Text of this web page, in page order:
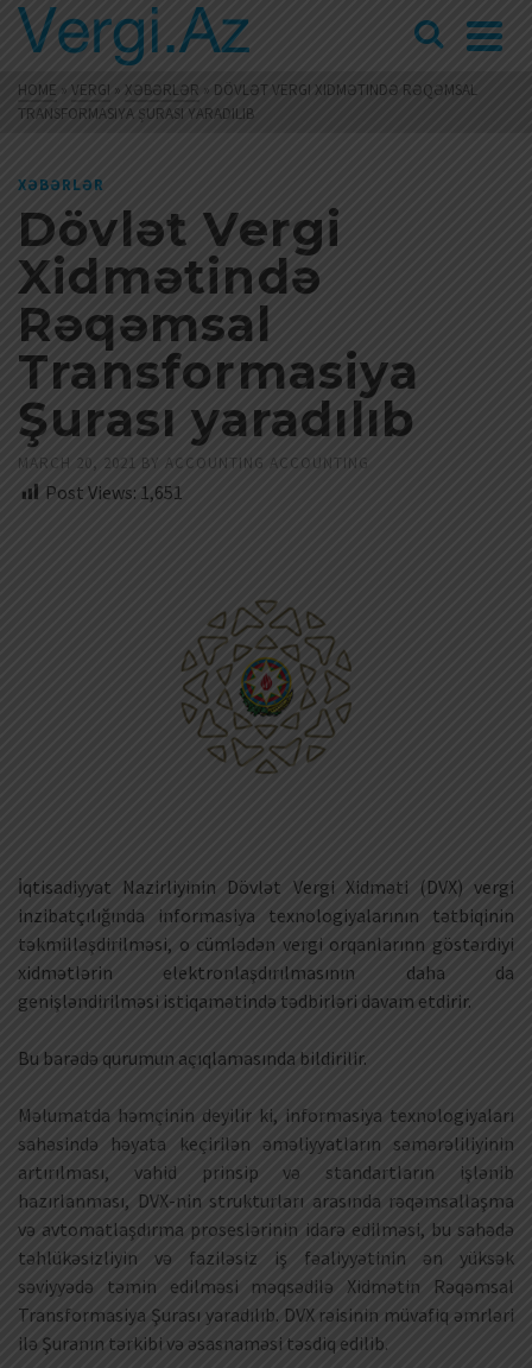
HOME » VERGI » XƏBƏRLƏR » DÖVLƏT VERGI XIDMƏTINDƏ RƏQƏMSAL
TRANSFORMASIYA ŞURASI YARADILIB
XƏBƏRLƏR
Dövlət Vergi
Xidmətində
Rəqəmsal
Transformasiya
Şurası yaradılıb
MARCH 20, 2021 BY ACCOUNTING ACCOUNTING
Post Views: 1,651
İqtisadiyyat Nazirliyinin Dövlət Vergi Xidməti (DVX) vergi
inzibatçılığında informasiya texnologiyalarının tətbiqinin
təkmilləşdirilməsi, o cümlədən vergi orqanlarınn göstərdiyi
xidmətlərin elektronlaşdırılmasının daha da
genişləndirilməsi istiqamətində tədbirləri davam etdirir.
Bu barədə qurumun açıqlamasında bildirilir.
Məlumatda həmçinin deyilir ki, informasiya texnologiyaları
sahəsində həyata keçirilən əməliyyatların səmərəliliyinin
artırılması, vahid prinsip və standartların işlənib
hazırlanması, DVX-nin strukturları arasında rəqəmsallaşma
və avtomatlaşdırma proseslərinin idarə edilməsi, bu sahədə
təhlükəsizliyin və faziləsiz iş fəaliyyətinin ən yüksək
səviyyədə təmin edilməsi məqsədilə Xidmətin Rəqəmsal
Transformasiya Şurası yaradılıb. DVX rəisinin müvafiq əmrləri
ilə Şuranın tərkibi və əsasnaməsi təsdiq edilib.